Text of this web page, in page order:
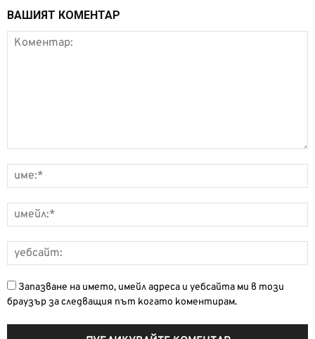
ВАШИЯТ КОМЕНТАР
Запазване на името, имейл адреса и уебсайта ми в този
браузър за следващия път когато коментирам.